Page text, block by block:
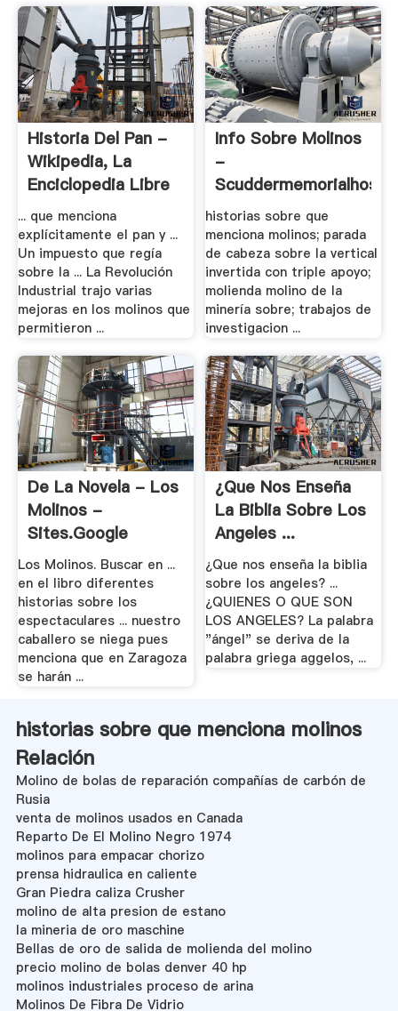
Historia Del Pan -
Wikipedia, La
Enciclopedia Libre
... que menciona
explícitamente el pan y ...
Un impuesto que regía
sobre la ... La Revolución
Industrial trajo varias
mejoras en los molinos que
permitieron ...
Info Sobre Molinos
-
historias sobre que
menciona molinos; parada
de cabeza sobre la vertical
invertida con triple apoyo;
molienda molino de la
minería sobre; trabajos de
investigacion ...
De La Novela - Los
Molinos -
Sites.google
Los Molinos. Buscar en ...
en el libro diferentes
historias sobre los
espectaculares ... nuestro
caballero se niega pues
menciona que en Zaragoza
se harán ...
¿Que Nos Enseña
La Biblia Sobre Los
Angeles ...
¿Que nos enseña la biblia
sobre los angeles? ...
¿QUIENES O QUE SON
LOS ANGELES? La palabra
"ángel" se deriva de la
palabra griega aggelos, ...
historias sobre que menciona molinos
Relación
Molino de bolas de reparación compañías de carbón de
Rusia
venta de molinos usados en Canada
Reparto De El Molino Negro 1974
molinos para empacar chorizo
prensa hidraulica en caliente
Gran Piedra caliza Crusher
molino de alta presion de estano
la mineria de oro maschine
Bellas de oro de salida de molienda del molino
precio molino de bolas denver 40 hp
molinos industriales proceso de arina
Molinos De Fibra De Vidrio